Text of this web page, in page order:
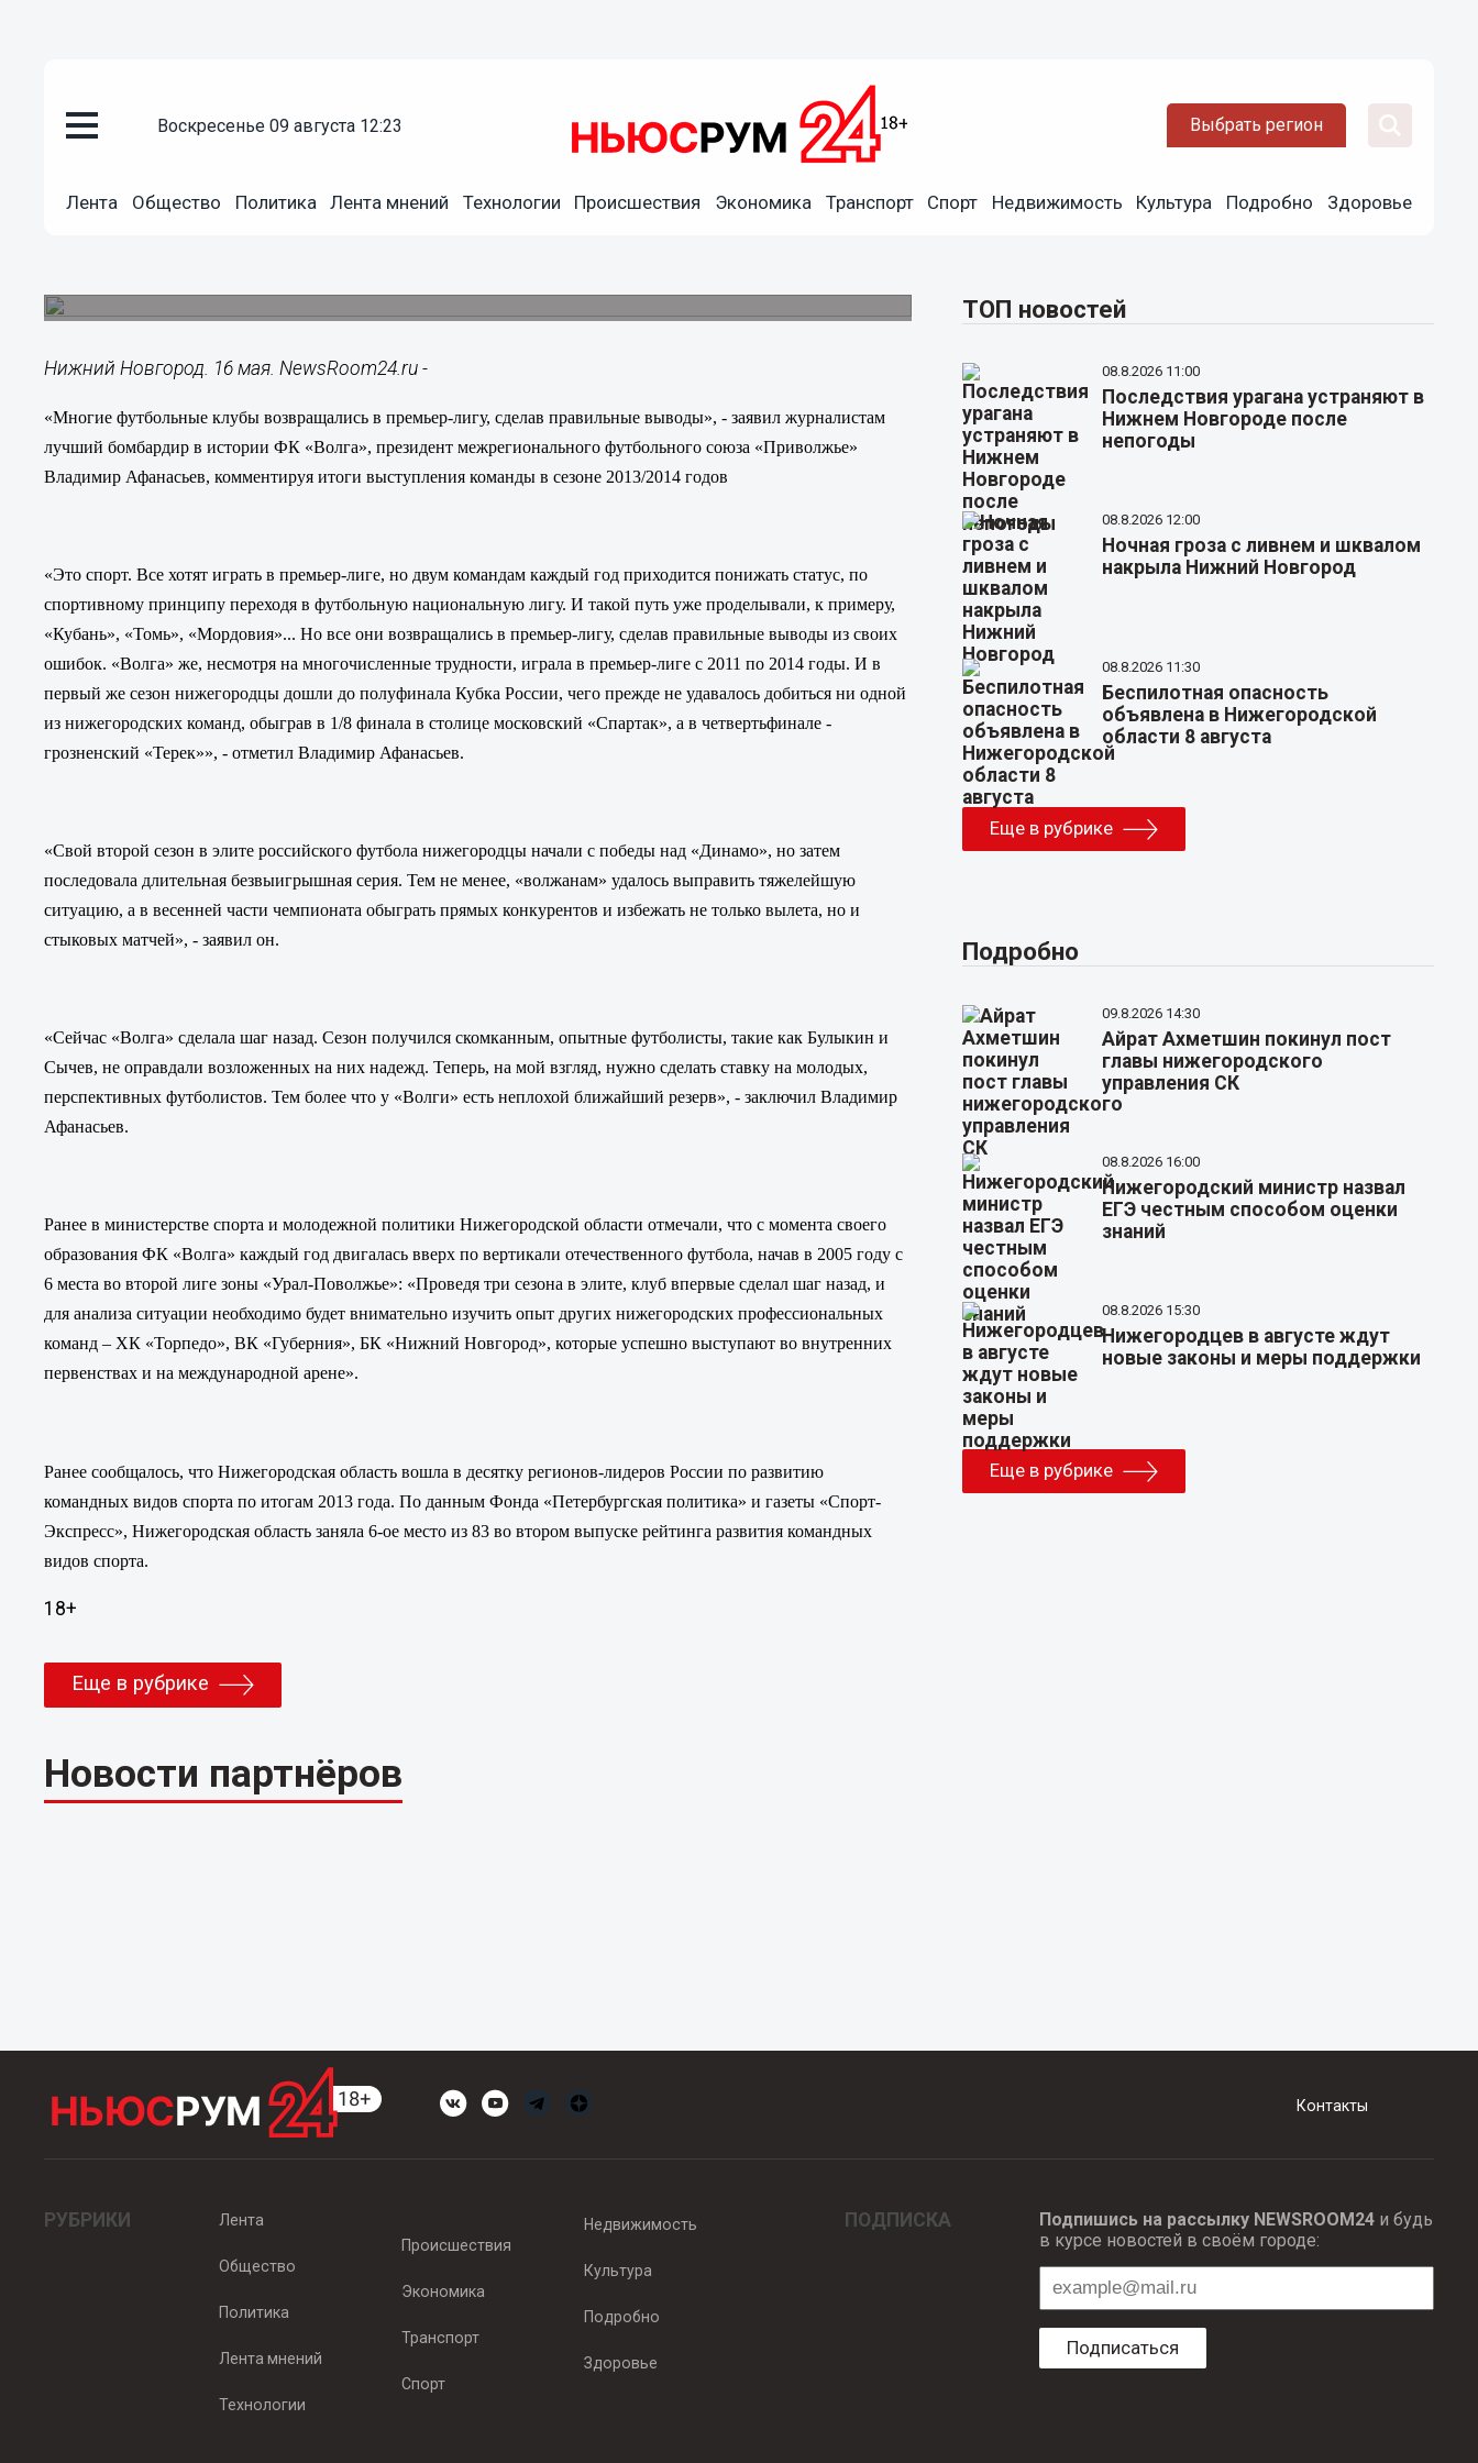
воскресенье 09 августа 12:23 Выбрать регион
Лента Общество Политика Лента мнений Технологии Происшествия Экономика Транспорт Спорт Недвижимость Культура Подробно Здоровье
Общество
«Многие футбольные клубы возвращались в премьер-лигу,
Нижний Новгород. 16 мая. NewsRoom24.ru -
«Многие футбольные клубы возвращались в премьер-лигу, сделав правильные выводы», - заявил журналистам
лучший бомбардир в истории ФК «Волга», президент межрегионального футбольного союза «Приволжье»
Владимир Афанасьев, комментируя итоги выступления команды в сезоне 2013/2014 годов
«Это спорт. Все хотят играть в премьер-лиге, но двум командам каждый год приходится понижать статус, по
спортивному принципу переходя в футбольную национальную лигу. И такой путь уже проделывали, к примеру,
«Кубань», «Томь», «Мордовия»... Но все они возвращались в премьер-лигу, сделав правильные выводы из своих
ошибок. «Волга» же, несмотря на многочисленные трудности, играла в премьер-лиге с 2011 по 2014 годы. И в
первый же сезон нижегородцы дошли до полуфинала Кубка России, чего прежде не удавалось добиться ни одной
из нижегородских команд, обыграв в 1/8 финала в столице московский «Спартак», а в четвертьфинале -
грозненский «Терек»», - отметилВладимир Афанасьев.
«Свой второй сезон в элите российского футбола нижегородцы начали с победы над «Динамо», но затем
последовала длительная безвыигрышная серия. Тем не менее, «волжанам» удалось выправить тяжелейшую
ситуацию, а в весенней части чемпионата обыграть прямых конкурентов и избежать не только вылета, но и
стыковых матчей», - заявил он.
«Сейчас «Волга» сделала шаг назад. Сезон получился скомканным, опытные футболисты, такие как Булыкин и
Сычев, не оправдали возложенных на них надежд. Теперь, на мой взгляд, нужно сделать ставку на молодых,
перспективных футболистов. Тем более что у «Волги» есть неплохой ближайший резерв», - заключилВладимир
Афанасьев.
Ранее в министерстве спорта и молодежной политики Нижегородской области отмечали, что с момента своего
образования ФК «Волга» каждый год двигалась вверх по вертикали отечественного футбола, начав в 2005 году с
6 места во второй лиге зоны «Урал-Поволжье»: «Проведя три сезона в элите, клуб впервые сделал шаг назад, и
для анализа ситуации необходимо будет внимательно изучить опыт других нижегородских профессиональных
команд – ХК «Торпедо», ВК «Губерния», БК «Нижний Новгород», которые успешно выступают во внутренних
первенствах и на международной арене».
Ранее сообщалось, что Нижегородская область вошла в десятку регионов-лидеров России по развитию
командных видов спорта по итогам 2013 года. По данным Фонда «Петербургская политика» и газеты «Спорт-
Экспресс», Нижегородская область заняла 6-ое место из 83 во втором выпуске рейтинга развития командных
видов спорта.
18+
Еще в рубрике
Новости партнёров
ТОП новостей
08.8.2026 11:00
Последствия урагана устраняют в
Нижнем Новгороде после
непогоды
08.8.2026 12:00
Ночная гроза с ливнем и шквалом
накрыла Нижний Новгород
08.8.2026 11:30
Беспилотная опасность
объявлена в Нижегородской
области 8 августа
Еще в рубрике
Подробно
09.8.2026 14:30
Айрат Ахметшин покинул пост
главы нижегородского
управления СК
08.8.2026 16:00
Нижегородский министр назвал
ЕГЭ честным способом оценки
знаний
08.8.2026 15:30
Нижегородцев в августе ждут
новые законы и меры поддержки
Еще в рубрике
Контакты
РУБРИКИ Лента
Общество
Политика
Лента мнений
Технологии
Происшествия
Экономика
Транспорт
Спорт
Недвижимость
Культура
Подробно
Здоровье
ПОДПИСКА Подпишись на рассылку NEWSROOM24и будь
в курсе новостей в своём городе:
Подписаться